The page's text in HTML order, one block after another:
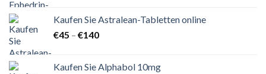
€100
Kaufen Sie Astralean-Tabletten online
€45 – €140Preisspanne:
€140
Kaufen Sie Alphabol 10mg